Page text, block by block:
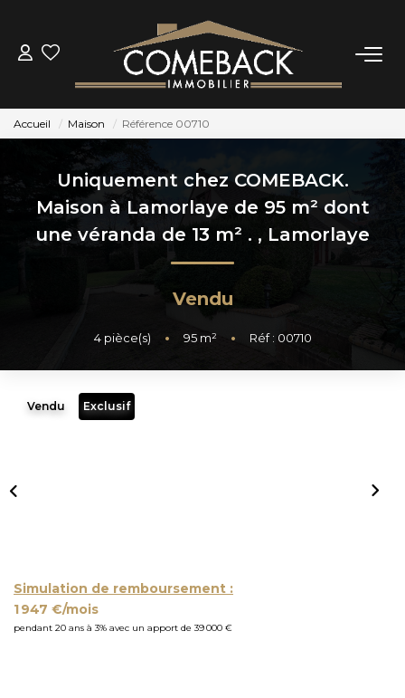
ACHETER
LOUER
ESTIMER
BIENS VENDUS
Accueil Maison Référence 00710
Uniquement chez COMEBACK.
Maison à Lamorlaye de 95 m² dont
une véranda de 13 m² . , Lamorlaye
Vendu
4pièce(s) • 95m² • Réf : 00710
Vendu Exclusif
Simulation de remboursement :
1 947 €/mois
pendant 20 ans à 3% avec un apport de 39 000 €